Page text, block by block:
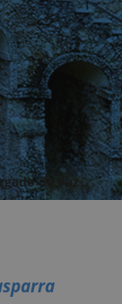
de Paz